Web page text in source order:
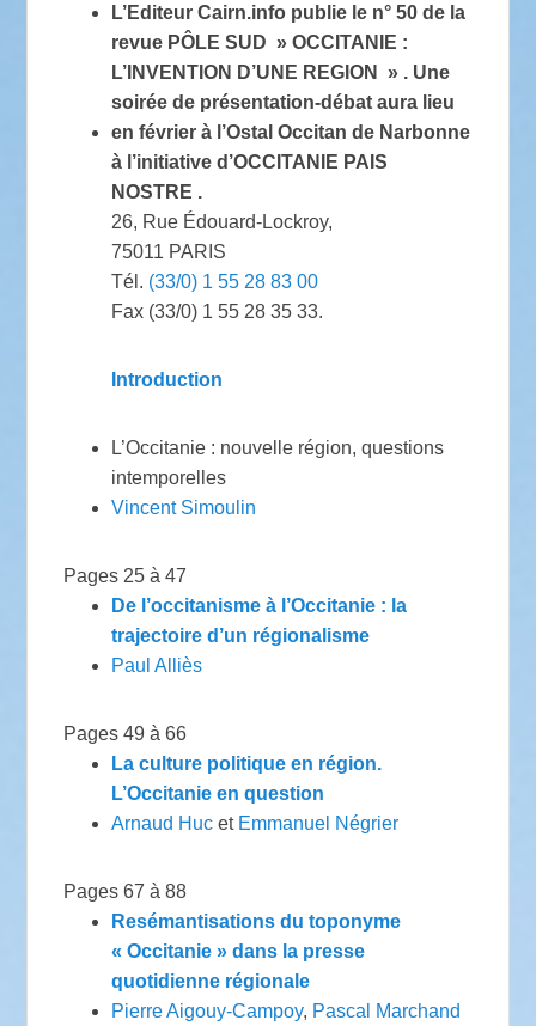
L’Editeur Cairn.info publie le n° 50 de la
revue PÔLE SUD » OCCITANIE :
L’INVENTION D’UNE REGION » . Une
soirée de présentation-débat aura lieu
en février à l’Ostal Occitan de Narbonne
à l’initiative d’OCCITANIE PAIS
NOSTRE .
26, Rue Édouard-Lockroy,
75011 PARIS
Tél. (33/0) 1 55 28 83 00
Fax (33/0) 1 55 28 35 33.
Introduction
L’Occitanie : nouvelle région, questions
intemporelles
Vincent Simoulin
Pages 25 à 47
De l’occitanisme à l’Occitanie : la
trajectoire d’un régionalisme
Paul Alliès
Pages 49 à 66
La culture politique en région.
L’Occitanie en question
Arnaud Huc et Emmanuel Négrier
Pages 67 à 88
Resémantisations du toponyme
« Occitanie » dans la presse
quotidienne régionale
Pierre Aigouy-Campoy, Pascal Marchand